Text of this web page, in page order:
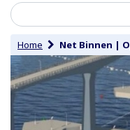
Home Net Binnen |